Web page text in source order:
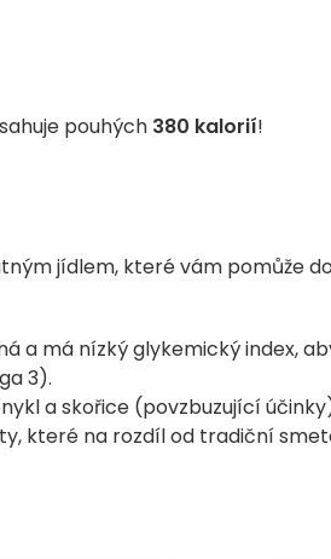
pouhých 380 kalorií!
jídlem, které vám pomůže
a má nízký glykemický index,
3).
a skořice (povzbuzující
které na rozdíl od tradiční